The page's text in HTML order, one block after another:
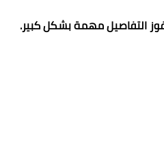
التفاصيل مهمة بشكل كبير.